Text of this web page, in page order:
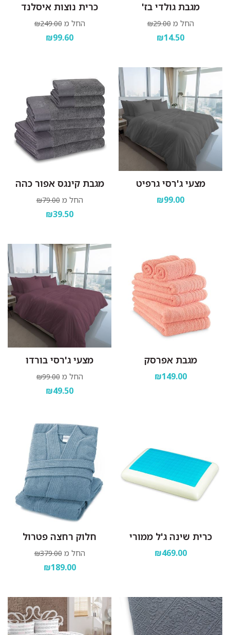
מגבת גולדי בז'
החל מ ₪29.00
₪14.50
כרית נוצות איסלנד
החל מ ₪249.00
₪99.60
מצעי ג'רסי גרפיט
₪99.00
מגבת קינגס אפור כהה
החל מ ₪79.00
₪39.50
מגבת אפרסק
₪149.00
מצעי ג'רסי בורדו
החל מ ₪99.00
₪49.50
כרית שינה ג'ל ממורי
₪469.00
חלוק רחצה פטרול
החל מ ₪379.00
₪189.00